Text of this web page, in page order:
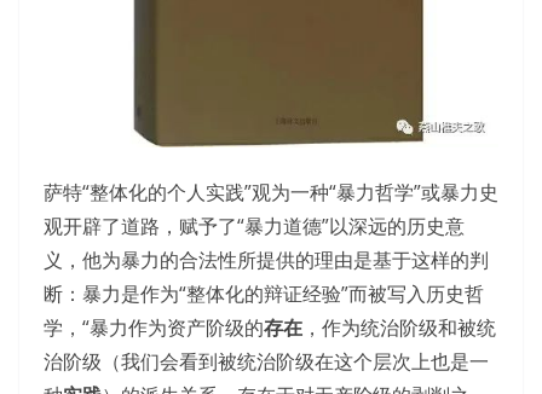
萨特“整体化的个人实践”观为一种“暴力哲学”或暴力史
观开辟了道路，赋予了“暴力道德”以深远的历史意
义，他为暴力的合法性所提供的理由是基于这样的判
断：暴力是作为“整体化的辩证经验”而被写入历史哲
学，“暴力作为资产阶级的存在 ，作为统治阶级和被统
治阶级（我们会看到被统治阶级在这个层次上也是一